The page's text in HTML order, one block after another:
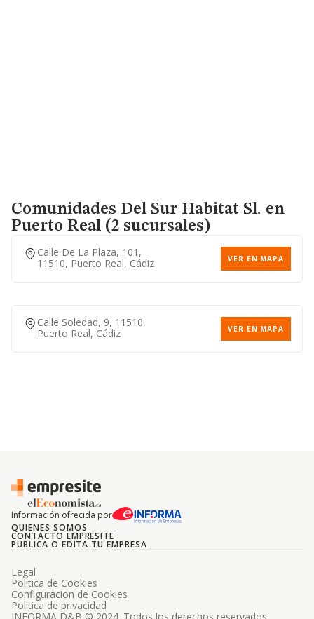
Comunidades Del Sur Habitat Sl. en
Puerto Real (2 sucursales)
Calle De La Plaza, 101,
11510, Puerto Real, Cádiz
VER EN MAPA
Calle Soledad, 9, 11510,
Puerto Real, Cádiz
VER EN MAPA
Información ofrecida por
QUIENES SOMOS
CONTACTO EMPRESITE
PUBLICA O EDITA TU EMPRESA
Legal
Politica de Cookies
Configuracion de Cookies
Politica de privacidad